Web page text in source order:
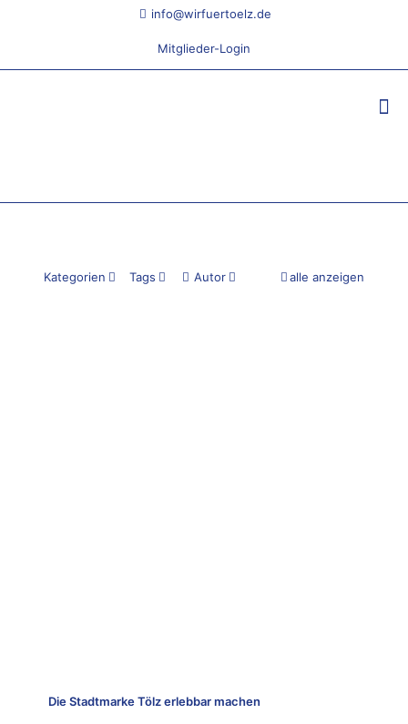
info@wirfuertoelz.de
Mitglieder-Login
Kategorien Tags Autor alle anzeigen
Die Stadtmarke Tölz erlebbar machen